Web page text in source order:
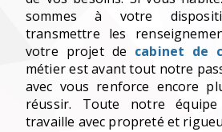
sommes à votre
transmettre les
votre projet de cabinet de
métier est avant tout notre
avec vous renforce encore
réussir. Toute notre
travaille avec propreté et